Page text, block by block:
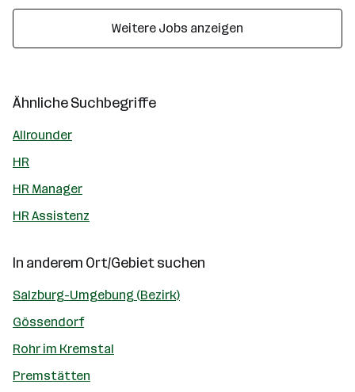
Weitere Jobs anzeigen
Ähnliche Suchbegriffe
Allrounder
HR
HR Manager
HR Assistenz
In anderem Ort/Gebiet suchen
Salzburg-Umgebung (Bezirk)
Gössendorf
Rohr im Kremstal
Premstätten